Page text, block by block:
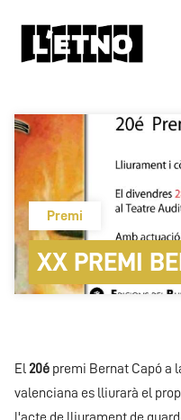
Premi
XX PREMI
El 20é premi Bernat Capó a
valenciana es lliurarà el